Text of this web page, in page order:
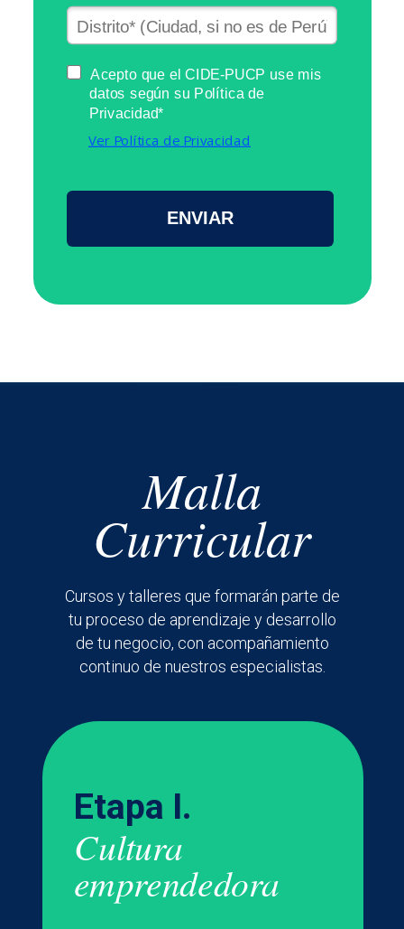
Acepto que el CIDE-PUCP use mis
datos según su Política de
Privacidad*
ENVIAR
Ver Política de Privacidad
Malla
Curricular
Cultura
emprendedora
Etapa I.
Cursos y talleres que formarán parte de
tu proceso de aprendizaje y desarrollo
de tu negocio, con acompañamiento
continuo de nuestros especialistas.